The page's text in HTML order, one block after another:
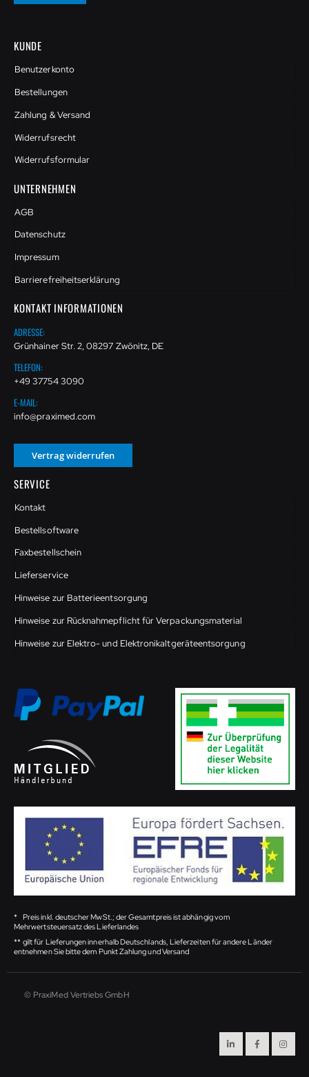
KUNDE
Benutzerkonto
Bestellungen
Zahlung & Versand
Widerrufsrecht
Widerrufsformular
UNTERNEHMEN
AGB
Datenschutz
Impressum
Barrierefreiheitserklärung
KONTAKT INFORMATIONEN
ADRESSE:
Grünhainer Str. 2, 08297 Zwönitz, DE
TELEFON:
+49 37754 3090
E-MAIL:
info@praximed.com
Vertrag widerrufen
SERVICE
Kontakt
Bestellsoftware
Faxbestellschein
Lieferservice
Hinweise zur Batterieentsorgung
Hinweise zur Rücknahmepflicht für Verpackungsmaterial
Hinweise zur Elektro- und Elektronikaltgeräteentsorgung
* Preis inkl. deutscher MwSt.; der Gesamtpreis ist abhängig vom
Mehrwertsteuersatz des Lieferlandes
** gilt für Lieferungen innerhalb Deutschlands, Lieferzeiten für andere Länder
entnehmen Sie bitte dem Punkt Zahlung und Versand
© PraxiMed Vertriebs GmbH